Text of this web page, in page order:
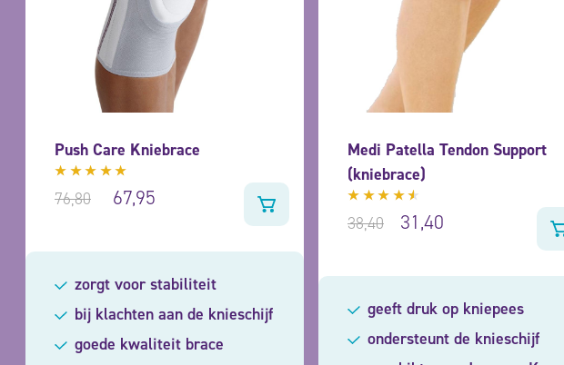
Push Care Kniebrace
Gewaardeerd
4.88 uit
76,80 67,95
zorgt voor stabiliteit
bij klachten aan de knieschijf
goede kwaliteit brace
Medi Patella Tendon Support
(kniebrace)
Gewaardeerd
4.33
38,40 31,40
geeft druk op kniepees
ondersteunt de knieschijf